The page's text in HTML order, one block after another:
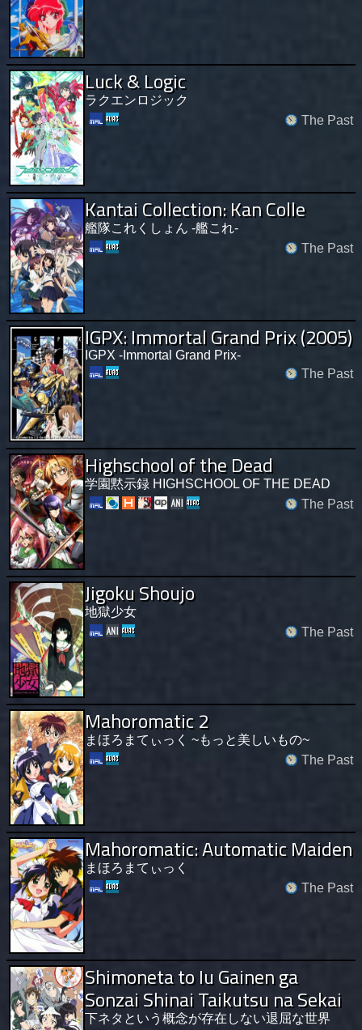
Luck & Logic
ラクエンロジック
The Past
Kantai Collection: Kan Colle
艦隊これくしょん -艦これ-
The Past
IGPX: Immortal Grand Prix (2005)
IGPX -Immortal Grand Prix-
The Past
Highschool of the Dead
学園黙示録 HIGHSCHOOL OF THE DEAD
The Past
Jigoku Shoujo
地獄少女
The Past
Mahoromatic 2
まほろまてぃっく ~もっと美しいもの~
The Past
Mahoromatic: Automatic Maiden
まほろまてぃっく
The Past
Shimoneta to Iu Gainen ga
Sonzai Shinai Taikutsu na Sekai
下ネタという概念が存在しない退屈な世界